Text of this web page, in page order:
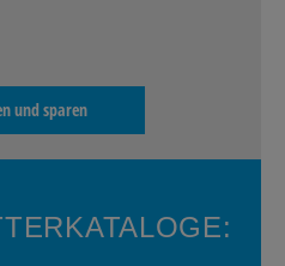
und sparen